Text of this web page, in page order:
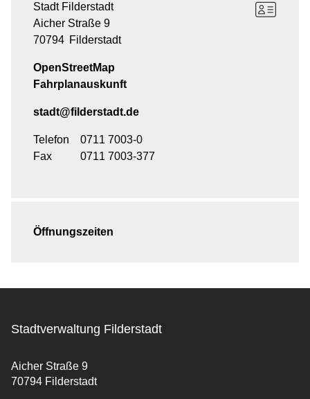
Stadt Filderstadt
Aicher Straße 9
70794 Filderstadt
OpenStreetMap
Fahrplanauskunft
stadt@filderstadt.de
Telefon
0711 7003-0
Fax
0711 7003-377
Öffnungszeiten
Stadtverwaltung Filderstadt
Aicher Straße 9
70794 Filderstadt